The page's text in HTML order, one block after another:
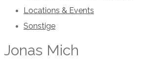
Locations & Events
Sonstige
Jonas Mich